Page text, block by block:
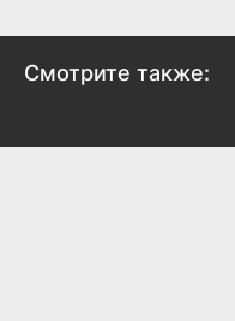
Смотрите также: